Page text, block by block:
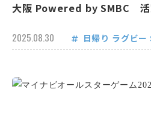
大阪 Powered by SMBC 活
2025.08.30 日帰り ラグビー